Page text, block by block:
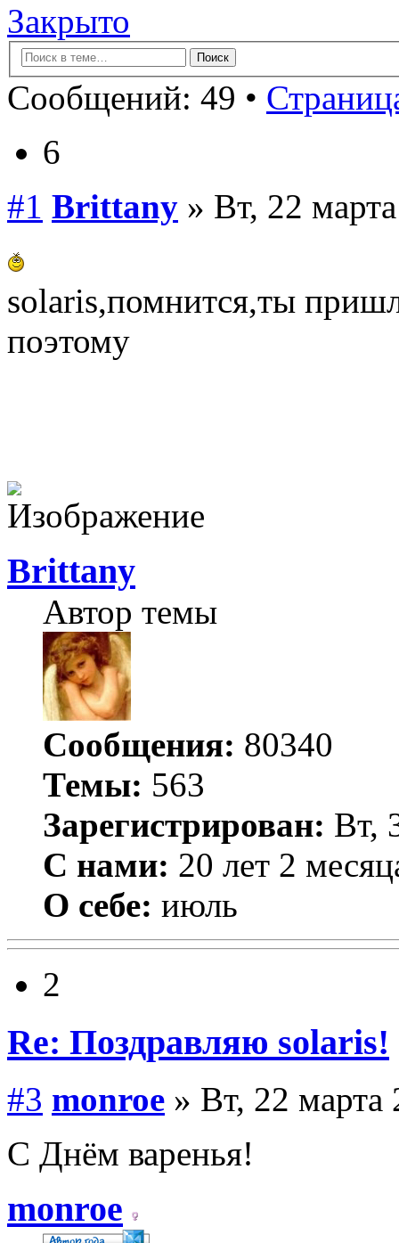
Закрыто
Сообщений: 49 •
6
#1 Brittany » Вт, 22
solaris,помнится,ты
поэтому
Brittany
Автор темы
Сообщения: 80340
Темы: 563
Зарегистрирован: Вт,
С нами: 20 лет 2
О себе: июль
2
Re: Поздравляю solaris!
#3 monroe » Вт, 22 марта
С Днём варенья!
monroe